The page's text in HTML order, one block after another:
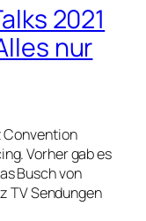
2021
nur
Convention
Vorher gab es
Busch von
TV Sendungen